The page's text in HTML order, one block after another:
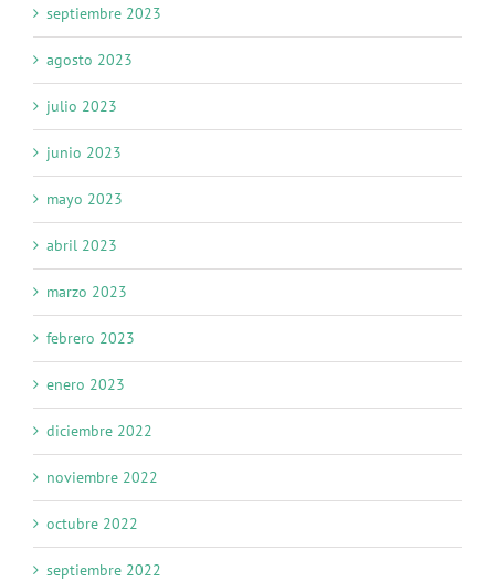
septiembre 2023
agosto 2023
julio 2023
junio 2023
mayo 2023
abril 2023
marzo 2023
febrero 2023
enero 2023
diciembre 2022
noviembre 2022
octubre 2022
septiembre 2022